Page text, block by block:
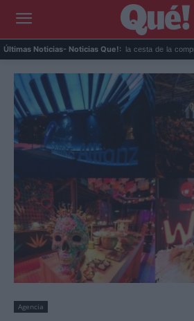
Últimas Noticias- Noticias Que!:
La subida de precios de la cesta de la compra regr...
Agencia